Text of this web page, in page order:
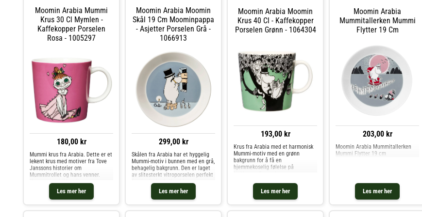
Moomin Arabia Mummi
Krus 30 Cl Mymlen -
Kaffekopper Porselen
Rosa - 1005297
180,00 kr
Les mer her
Mummi krus fra Arabia. Dette er et
lekent krus med motiver fra Tove
Janssons historier om
Mummitrollet og hans venner.
Kruset gjør drikken litt
morsommere, det er en perfekt
dåpsgave eller en gave til Mummi-
samleren. Designet av Tove Slotte.
Moomin Arabia Moomin
Skål 19 Cm Moominpappa
- Asjetter Porselen Grå -
1066913
299,00 kr
Les mer her
Skålen fra Arabia har et hyggelig
Mummi-motiv i bunnen med en grå,
behagelig bakgrunn. Den er laget
av slitesterkt vitroporselen perfekt
for daglig bruk. Kombineres
nydelig med andre produkter fra
samme kolleksjon. Om skålen fra
Arabia- Koselig Mummi-motiv i
Moomin Arabia Moomin
Krus 40 Cl - Kaffekopper
Porselen Grønn - 1064304
193,00 kr
Les mer her
Krus fra Arabia med et harmonisk
Mummi-motiv med en grønn
bakgrunn for å få en
hjemmekoselig følelse på
hverdagsbruk med en sjenerøs
størrelse perfekt for varme drikker
som kaffe og te. Om kruset fra
Moomin Arabia
Mummitallerken Mummi
Flytter 19 Cm
203,00 kr
Les mer her
Moomin Arabia Mummitallerken
Mummi Flytter 19 cm